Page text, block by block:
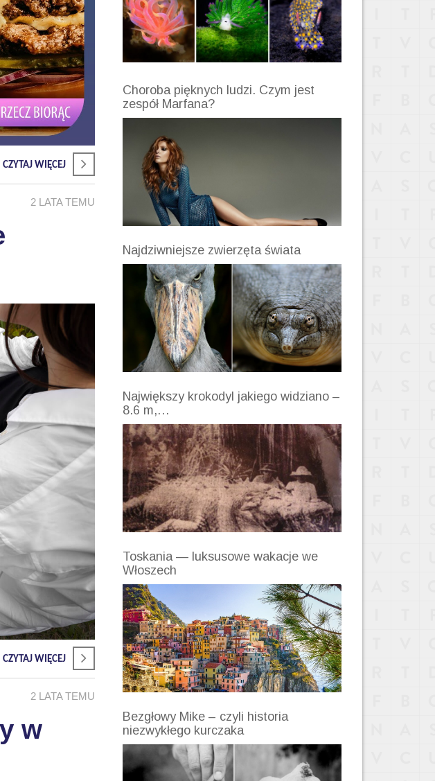
CZYTAJ WIĘCEJ
2 LATA TEMU
CZYTAJ WIĘCEJ
2 LATA TEMU
w
Choroba pięknych ludzi. Czym jest
zespół Marfana?
Najdziwniejsze zwierzęta świata
Największy krokodyl jakiego widziano –
8.6 m,…
Toskania — luksusowe wakacje we
Włoszech
Bezgłowy Mike – czyli historia
niezwykłego kurczaka